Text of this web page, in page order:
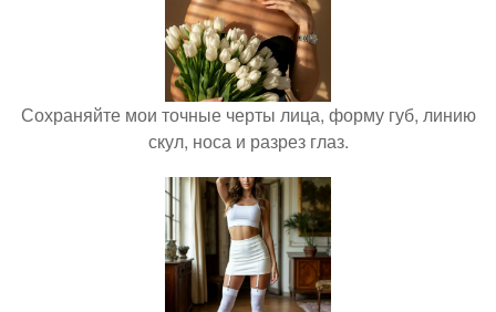
Сохраняйте мои точные черты лица, форму губ, линию
скул, носа и разрез глаз.